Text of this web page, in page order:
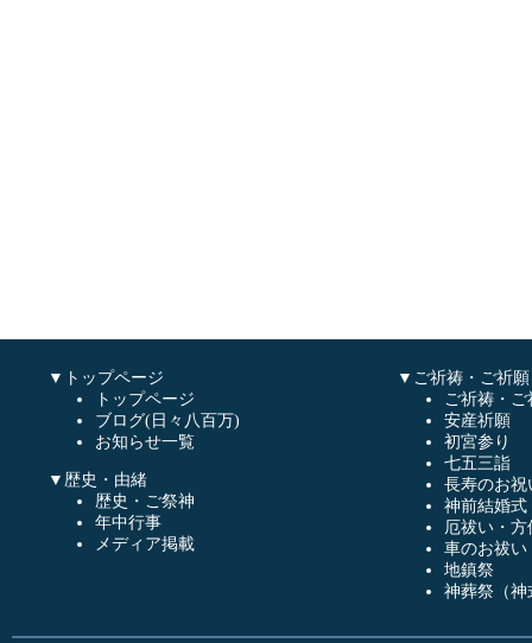
▼トップページ
トップページ
ブログ(日々八百万)
お知らせ一覧
▼歴史・由緒
歴史・ご祭神
年中行事
メディア掲載
▼ご祈祷・ご祈願
ご祈祷・
安産祈願
初宮参り
七五三詣
長寿のお祝
神前結婚式
厄祓い・方
車のお祓い
地鎮祭
神葬祭（神